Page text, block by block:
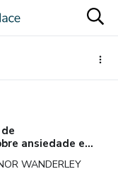
ansiedade e
WANDERLEY